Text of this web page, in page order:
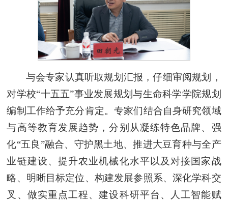
与会专家认真听取规划汇报，仔细审阅规划，
对学校“十五五”事业发展规划与生命科学学院规划
编制工作给予充分肯定。专家们结合自身研究领域
与高等教育发展趋势，分别从凝练特色品牌、强
化“五良”融合、守护黑土地、推进大豆育种与全产
业链建设、提升农业机械化水平以及对接国家战
略、明晰目标定位、构建发展参照系、深化学科交
叉、做实重点工程、建设科研平台、人工智能赋